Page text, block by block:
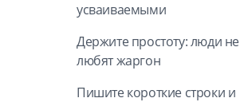
усваиваемыми
Держите простоту: люди не
любят жаргон
Пишите короткие строки и